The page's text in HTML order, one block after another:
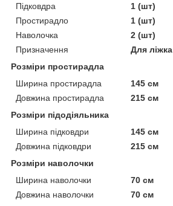
Підковдра
1 (шт)
Простирадло
1 (шт)
Наволочка
2 (шт)
Призначення
Для ліжка
Розміри простирадла
Ширина простирадла
145 см
Довжина простирадла
215 см
Розміри підодіяльника
Ширина підковдри
145 см
Довжина підковдри
215 см
Розміри наволочки
Ширина наволочки
70 см
Довжина наволочки
70 см